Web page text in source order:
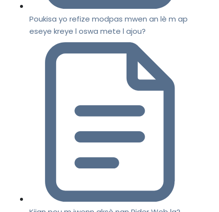
Poukisa yo refize modpas mwen an lè m ap
eseye kreye l oswa mete l ajou?